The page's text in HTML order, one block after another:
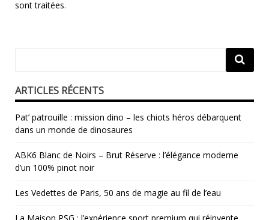
sont traitées.
ARTICLES RÉCENTS
Pat’ patrouille : mission dino – les chiots héros débarquent
dans un monde de dinosaures
ABK6 Blanc de Noirs – Brut Réserve : l’élégance moderne
d’un 100% pinot noir
Les Vedettes de Paris, 50 ans de magie au fil de l’eau
La Maison PSG : l’expérience sport premium qui réinvente